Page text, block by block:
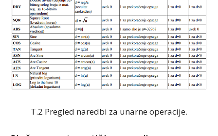
T.2 Pregled naredbi za unarne operacije.